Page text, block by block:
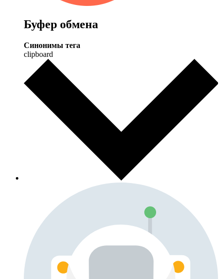
Буфер обмена
Синонимы тега
clipboard